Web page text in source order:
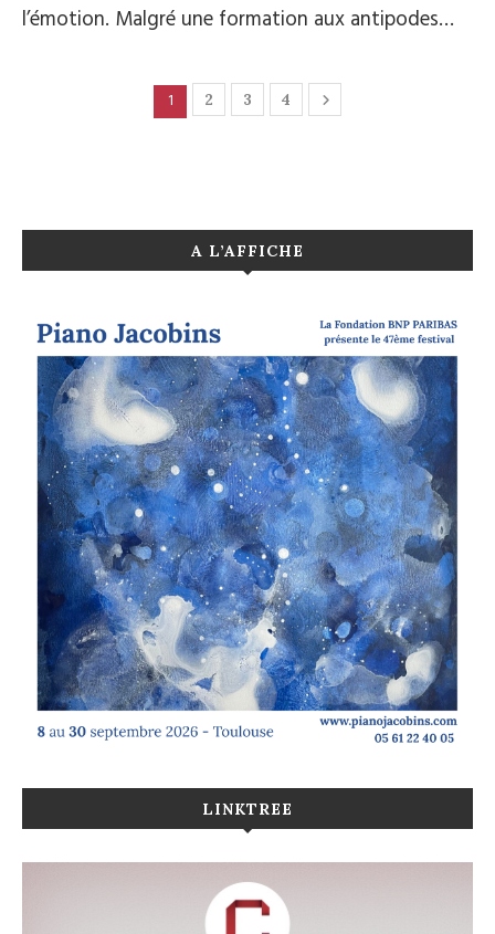
l’émotion. Malgré une formation aux antipodes…
1 2 3 4
A L’AFFICHE
LINKTREE